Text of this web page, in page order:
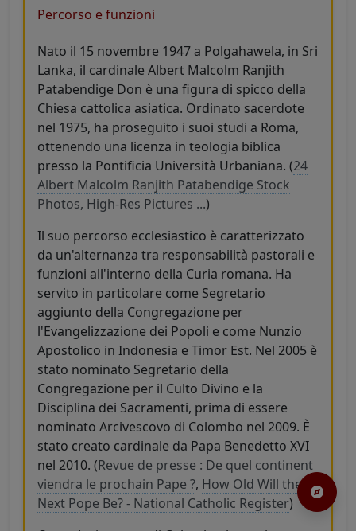
Percorso e funzioni
Nato il 15 novembre 1947 a Polgahawela, in Sri
Lanka, il cardinale Albert Malcolm Ranjith
Patabendige Don è una figura di spicco della
Chiesa cattolica asiatica. Ordinato sacerdote
nel 1975, ha proseguito i suoi studi a Roma,
ottenendo una licenza in teologia biblica
presso la Pontificia Università Urbaniana. (24
Albert Malcolm Ranjith Patabendige Stock
Photos, High-Res Pictures ...)
Il suo percorso ecclesiastico è caratterizzato
da un'alternanza tra responsabilità pastorali e
funzioni all'interno della Curia romana. Ha
servito in particolare come Segretario
aggiunto della Congregazione per
l'Evangelizzazione dei Popoli e come Nunzio
Apostolico in Indonesia e Timor Est. Nel 2005 è
stato nominato Segretario della
Congregazione per il Culto Divino e la
Disciplina dei Sacramenti, prima di essere
nominato Arcivescovo di Colombo nel 2009. È
stato creato cardinale da Papa Benedetto XVI
nel 2010. (Revue de presse : De quel continent
viendra le prochain Pape ?, How Old Will the
Next Pope Be? - National Catholic Register)